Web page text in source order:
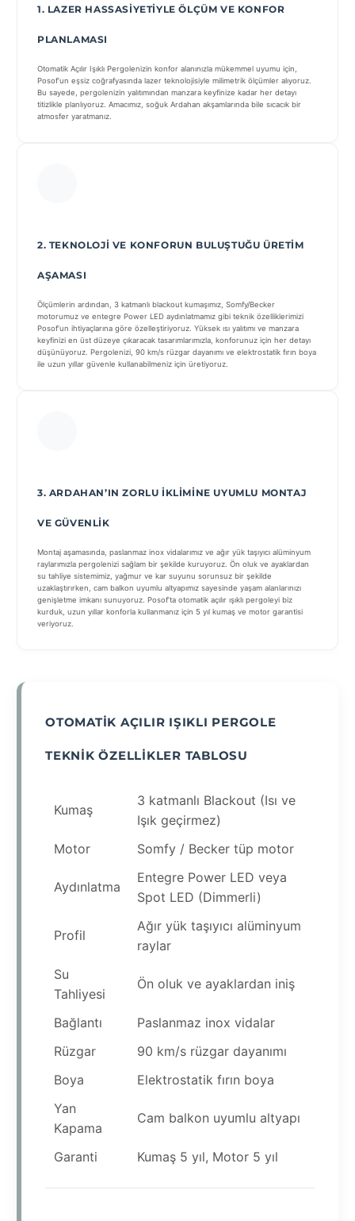
1. LAZER HASSASIYETIYLE ÖLÇÜM VE KONFOR
PLANLAMASI
Otomatik Açılır Işıklı Pergolenizin konfor alanınızla mükemmel uyumu için,
Posof’un eşsiz coğrafyasında lazer teknolojisiyle milimetrik ölçümler alıyoruz.
Bu sayede, pergolenizin yalıtımından manzara keyfinize kadar her detayı
titizlikle planlıyoruz. Amacımız, soğuk Ardahan akşamlarında bile sıcacık bir
atmosfer yaratmanız.
2. TEKNOLOJI VE KONFORUN BULUŞTUĞU ÜRETIM
AŞAMASI
Ölçümlerin ardından, 3 katmanlı blackout kumaşımız, Somfy/Becker
motorumuz ve entegre Power LED aydınlatmamız gibi teknik özelliklerimizi
Posof’un ihtiyaçlarına göre özelleştiriyoruz. Yüksek ısı yalıtımı ve manzara
keyfinizi en üst düzeye çıkaracak tasarımlarımızla, konforunuz için her detayı
düşünüyoruz. Pergolenizi, 90 km/s rüzgar dayanımı ve elektrostatik fırın boya
ile uzun yıllar güvenle kullanabilmeniz için üretiyoruz.
3. ARDAHAN’IN ZORLU İKLIMINE UYUMLU MONTAJ
VE GÜVENLIK
Montaj aşamasında, paslanmaz inox vidalarımız ve ağır yük taşıyıcı alüminyum
raylarımızla pergolenizi sağlam bir şekilde kuruyoruz. Ön oluk ve ayaklardan
su tahliye sistemimiz, yağmur ve kar suyunu sorunsuz bir şekilde
uzaklaştırırken, cam balkon uyumlu altyapımız sayesinde yaşam alanlarınızı
genişletme imkanı sunuyoruz. Posof’ta otomatik açılır ışıklı pergoleyi biz
kurduk, uzun yıllar konforla kullanmanız için 5 yıl kumaş ve motor garantisi
veriyoruz.
OTOMATIK AÇILIR IŞIKLI PERGOLE
TEKNIK ÖZELLIKLER TABLOSU
Kumaş
3 katmanlı Blackout (Isı ve
Işık geçirmez)
Motor
Somfy / Becker tüp motor
Aydınlatma
Entegre Power LED veya
Spot LED (Dimmerli)
Profil
Ağır yük taşıyıcı alüminyum
raylar
Su
Tahliyesi
Ön oluk ve ayaklardan iniş
Bağlantı
Paslanmaz inox vidalar
Rüzgar
90 km/s rüzgar dayanımı
Boya
Elektrostatik fırın boya
Yan
Kapama
Cam balkon uyumlu altyapı
Garanti Kumaş 5 yıl, Motor 5 yıl